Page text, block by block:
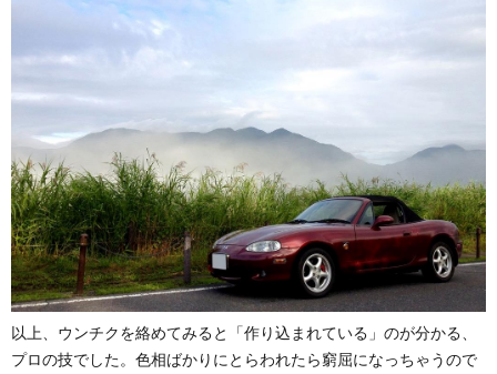
以上、ウンチクを絡めてみると「作り込まれている」のが分かる、
プロの技でした。色相ばかりにとらわれたら窮屈になっちゃうので